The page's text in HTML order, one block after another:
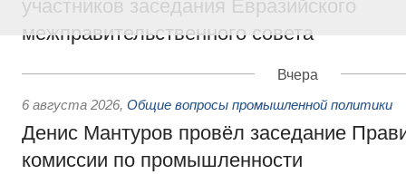
участников заседания Евразийского
межправительственного совета
Вчера
6 августа 2026, Общие вопросы промышленной политики
Денис Мантуров провёл заседание
комиссии по промышленности